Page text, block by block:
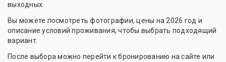
выходных.
Вы можете посмотреть фотографии, цены на 2026 год и
описание условий проживания, чтобы выбрать подходящий
вариант.
После выбора можно перейти к бронированию на сайте или